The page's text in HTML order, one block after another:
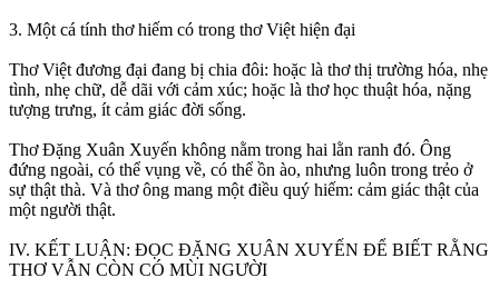
3. Một cá tính thơ hiếm có trong thơ Việt hiện đại
Thơ Việt đương đại đang bị chia đôi: hoặc là thơ thị trường hóa, nhẹ
tình, nhẹ chữ, dễ dãi với cảm xúc; hoặc là thơ học thuật hóa, nặng
tượng trưng, ít cảm giác đời sống.
Thơ Đặng Xuân Xuyến không nằm trong hai lằn ranh đó. Ông
đứng ngoài, có thể vụng về, có thể ồn ào, nhưng luôn trong trẻo ở
sự thật thà. Và thơ ông mang một điều quý hiếm: cảm giác thật của
một người thật.
IV. KẾT LUẬN: ĐỌC ĐẶNG XUÂN XUYẾN ĐỂ BIẾT RẰNG
THƠ VẪN CÒN CÓ MÙI NGƯỜI